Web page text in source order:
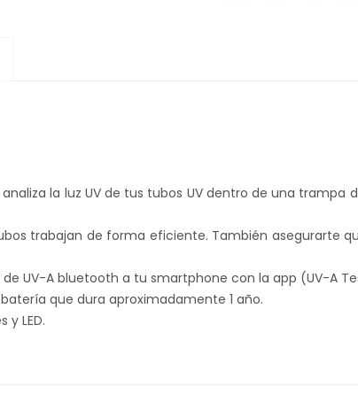
la luz UV de tus tubos UV dentro de una
trabajan de forma eficiente. También asegurarte
UV-A bluetooth a tu smartphone con la app (UV-A
que dura aproximadamente 1 año.
y LED.